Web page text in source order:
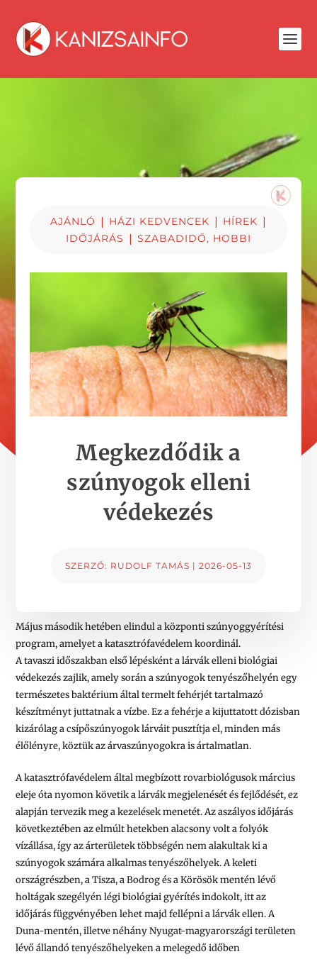
AJÁNLÓ | HÁZI KEDVENCEK | HÍREK |
IDŐJÁRÁS | SZABADIDŐ, HOBBI
Megkezdődik a
szúnyogok elleni
védekezés
SZERZŐ: RUDOLF TAMÁS | 2026-05-13
Május második hetében elindul a központi szúnyoggyérítési
program, amelyet a katasztrófavédelem koordinál.
A tavaszi időszakban első lépésként a lárvák elleni biológiai
védekezés zajlik, amely során a szúnyogok tenyészőhelyén egy
természetes baktérium által termelt fehérjét tartalmazó
készítményt juttatnak a vízbe. Ez a fehérje a kijuttatott dózisban
kizárólag a csípőszúnyogok lárváit pusztítja el, minden más
élőlényre, köztük az árvaszúnyogokra is ártalmatlan.
A katasztrófavédelem által megbízott rovarbiológusok március
eleje óta nyomon követik a lárvák megjelenését és fejlődését, ez
alapján tervezik meg a kezelések menetét. Az aszályos időjárás
következtében az elmúlt hetekben alacsony volt a folyók
vízállása, így az árterületek többségén nem alakultak ki a
szúnyogok számára alkalmas tenyészőhelyek. A keleti
országrészben, a Tisza, a Bodrog és a Körösök mentén lévő
holtágak szegélyén légi biológiai gyérítés indokolt, itt az
időjárás függvényében lehet majd fellépni a lárvák ellen. A
Duna-mentén, illetve néhány Nyugat-magyarországi területen
lévő állandó tenyészőhelyeken a melegedő időben